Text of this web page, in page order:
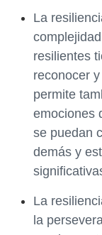
La
resilientes
reconocer
permite
emociones
se puedan
demás y
La
la